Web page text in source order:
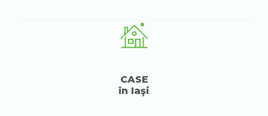
CASE
în Iaşi